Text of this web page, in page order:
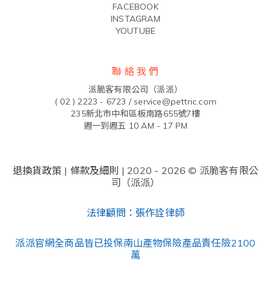
FACEBOOK
INSTAGRAM
YOUTUBE
聯 絡 我 們
派脆客有限公司（派派）
( 02 ) 2223 - 6723 / service@pettric.com
235新北市中和區板南路655號7樓
週一到週五 10 AM - 17 PM
退換貨政策 | 條款及細則 | 2020 - 2026 © 派脆客有限公
司（派派）
法律顧問：張作詮律師
派派官網全商品皆已投保南山產物保險產品責任險2100
萬